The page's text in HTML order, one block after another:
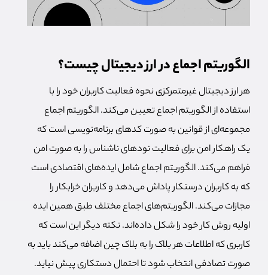
الگوریتم اجماع در ارز دیجیتال چیست؟
هر ارز دیجیتال غیرمتمرکزی نحوه فعالیت کاربران خود را با
استفاده از الگوریتم اجماع تعیین می‌کند. الگوریتم اجماع
مجموعه‌ای از قوانین به صورت کدهای برنامه‌نویسی است که
یک راهکار امن برای فعالیت نودهای ناشناس را به صورت امن
فراهم می‌کند. الگوریتم اجماع شامل ایده‌های اقتصادی است
که به کاربران درستکار پاداش می‌دهد و کاربران خرابکار را
مجازات می‌کند. الگوریتم‌های اجماع مختلف طبق همین ایده
اولیه روش کار خود را شکل داده‌اند. نکته دیگر این است که
کاربری که اطلاعات هر بلاک را به بلاک چین اضافه می‌کند باید به
صورت تصادفی انتخاب شود تا احتمال دستکاری پیش نیاید.